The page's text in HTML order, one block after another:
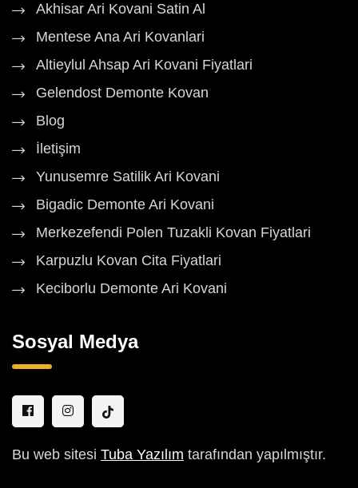
Akhisar Ari Kovani Satin Al
Mentese Ana Ari Kovanlari
Altieylul Ahsap Ari Kovani Fiyatlari
Gelendost Demonte Kovan
Blog
İletişim
Yunusemre Satilik Ari Kovani
Bigadic Demonte Ari Kovani
Merkezefendi Polen Tuzakli Kovan Fiyatlari
Karpuzlu Kovan Cita Fiyatlari
Keciborlu Demonte Ari Kovani
Sosyal Medya
Bu web sitesi Tuba Yazılım tarafından yapılmıştır.